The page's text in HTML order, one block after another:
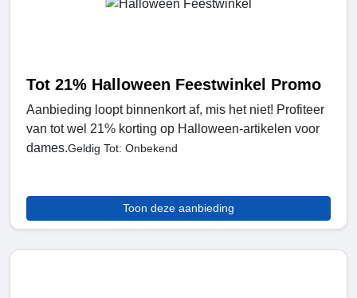
Tot 21% Halloween Feestwinkel Promo
Aanbieding loopt binnenkort af, mis het niet! Profiteer
van tot wel 21% korting op Halloween-artikelen voor
dames.Geldig Tot: Onbekend
Toon deze aanbieding